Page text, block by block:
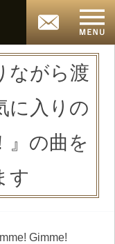
ながら渡
に入りの
』の曲を
す
Gimme!